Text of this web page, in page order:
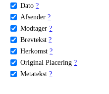
Dato ?
Afsender ?
Modtager ?
Brevtekst ?
Herkomst ?
Original Placering ?
Metatekst ?